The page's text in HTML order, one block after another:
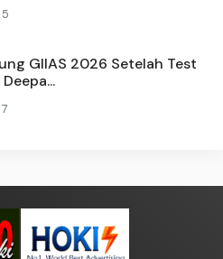
5
GIIAS 2026 Setelah Test
7